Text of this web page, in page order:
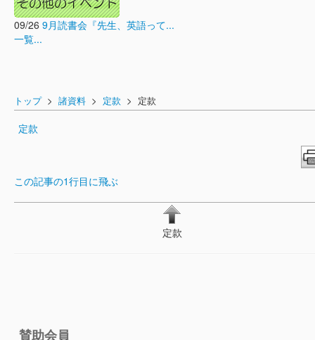
09/26 9月読書会『先生、英語って...
一覧...
トップ> 諸資料 > 定款 > 定款
定款
この記事の1行目に飛ぶ
定款
賛助会員